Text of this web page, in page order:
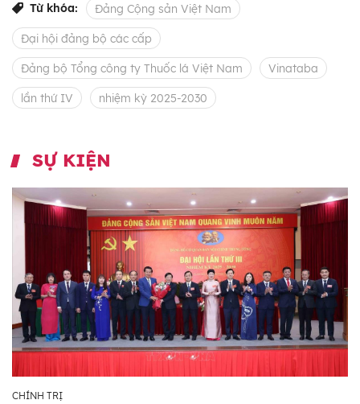
Từ khóa: Đảng Cộng sản Việt Nam
Đại hội đảng bộ các cấp
Đảng bộ Tổng công ty Thuốc lá Việt Nam Vinataba
lần thứ IV nhiệm kỳ 2025-2030
SỰ KIỆN
CHÍNH TRỊ